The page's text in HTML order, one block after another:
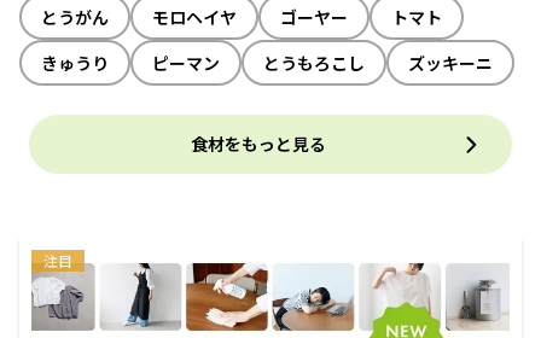
とうがん モロヘイヤ ゴーヤー
トマト
きゅうり
ピーマン とうもろこし ズッキーニ
食材をもっと見る
注目